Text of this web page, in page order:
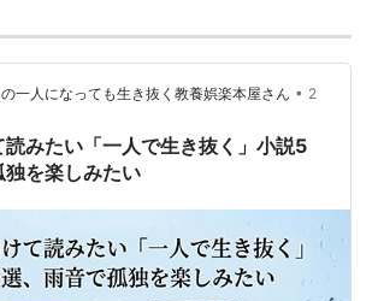
一人になっても生き抜く教養娯楽本屋さん • 2
読みたい「一人で生き抜く」小説5
を楽しみたい